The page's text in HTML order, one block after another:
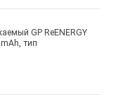
GP ReENERGY
тип